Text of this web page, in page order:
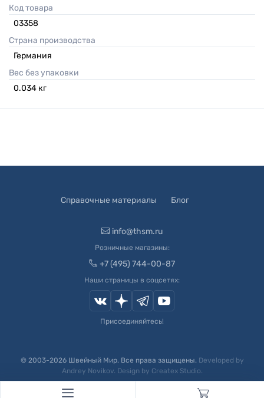
Код товара
03358
Страна производства
Германия
Вес без упаковки
0.034 кг
Справочные материалы Блог
info@thsm.ru
Розничные магазины:
+7 (495) 744-00-87
Наши страницы в соцсетях:
Присоединяйтесь!
© 2003-2026Швейный Мир. Все права защищены. Developed by
Andrey Novikov. Design by Createx Studio.